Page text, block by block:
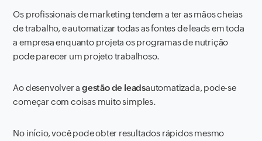
Os profissionais de marketing tendem a ter as mãos cheias
de trabalho, e automatizar todas as fontes de leads em toda
a empresa enquanto projeta os programas de nutrição
pode parecer um projeto trabalhoso.
Ao desenvolver agestão de leadsautomatizada, pode-se
começar com coisas muito simples.
No início, você pode obter resultados rápidos mesmo